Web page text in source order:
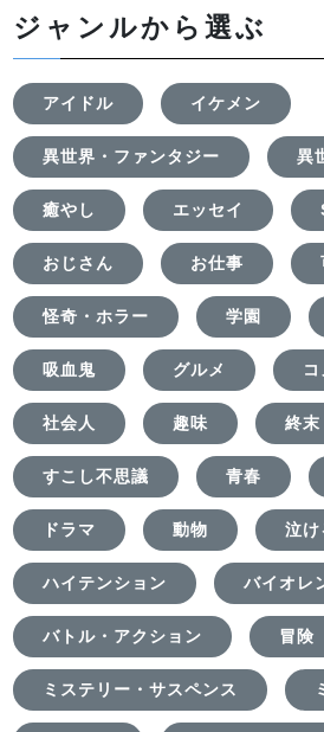
ジャンルから選ぶ
アイドル イケメン
異世界・ファンタジー 異
癒やし エッセイ
おじさん お仕事
怪奇・ホラー 学園
吸血鬼 グルメ
社会人 趣味 終末
すこし不思議 青春
ドラマ 動物 泣け
ハイテンション バイオレ
バトル・アクション 冒険
ミステリー・サスペンス